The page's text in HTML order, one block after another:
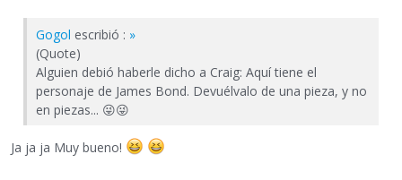
Gogol escribió : »
(Quote)
Alguien debió haberle dicho a Craig: Aquí tiene el
personaje de James Bond. Devuélvalo de una pieza, y no
en piezas... 😜😜
Ja ja ja Muy bueno!